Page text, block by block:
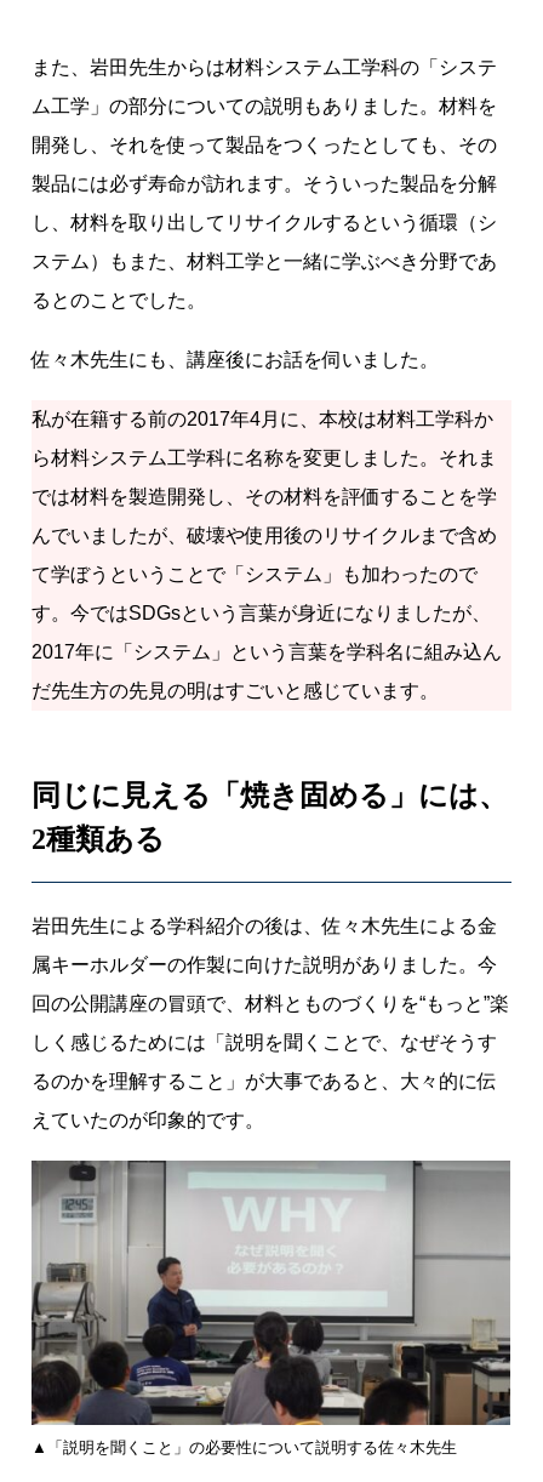
また、岩田先生からは材料システム工学科の「システ
ム工学」の部分についての説明もありました。材料を
開発し、それを使って製品をつくったとしても、その
製品には必ず寿命が訪れます。そういった製品を分解
し、材料を取り出してリサイクルするという循環（シ
ステム）もまた、材料工学と一緒に学ぶべき分野であ
るとのことでした。
佐々木先生にも、講座後にお話を伺いました。
私が在籍する前の2017年4月に、本校は材料工学科か
ら材料システム工学科に名称を変更しました。それま
では材料を製造開発し、その材料を評価することを学
んでいましたが、破壊や使用後のリサイクルまで含め
て学ぼうということで「システム」も加わったので
す。今ではSDGsという言葉が身近になりましたが、
2017年に「システム」という言葉を学科名に組み込ん
だ先生方の先見の明はすごいと感じています。
同じに見える「焼き固める」には、
2種類ある
岩田先生による学科紹介の後は、佐々木先生による金
属キーホルダーの作製に向けた説明がありました。今
回の公開講座の冒頭で、材料とものづくりを“もっと”楽
しく感じるためには「説明を聞くことで、なぜそうす
るのかを理解すること」が大事であると、大々的に伝
えていたのが印象的です。
▲「説明を聞くこと」の必要性について説明する佐々木先生